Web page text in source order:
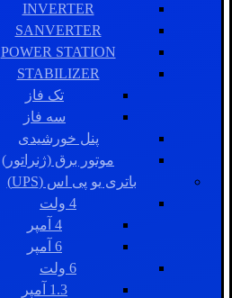
INVERTER
SANVERTER
POWER STATION
STABILIZER
تک فاز
سه فاز
پنل خورشیدی
موتور برق (ژنراتور)
باتری یو پی اس (UPS)
4 ولت
4 آمپر
6 آمپر
6 ولت
1.3 آمپر